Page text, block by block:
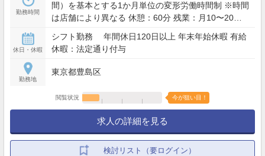
勤務時間
間）を基本とする1か月単位の変形労働時間制 ※時間
は店舗により異なる 休憩：60分 残業：月10〜20時
休日・休暇
シフト勤務 年間休日120日以上 年末年始休暇 有給
休暇：法定通り付与
勤務地
東京都豊島区
閲覧状況 今が狙い目！
求人の詳細を見る
検討リスト（要ログイン）